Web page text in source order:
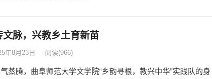
文脉，兴教乡土育新苗
年8月23日 阅读(966)
蒸腾，曲阜师范大学文学院“乡韵寻根，教兴中华”实践队的身